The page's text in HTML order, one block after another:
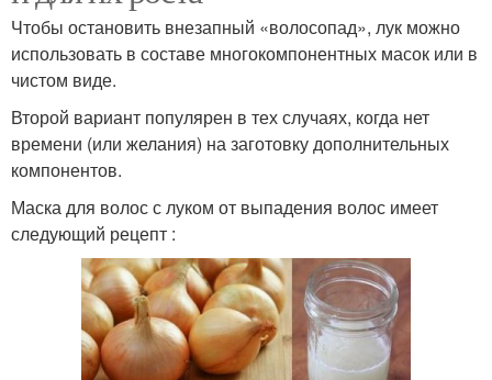
Чтобы остановить внезапный «волосопад», лук можно
использовать в составе многокомпонентных масок или в
чистом виде.
Второй вариант популярен в тех случаях, когда нет
времени (или желания) на заготовку дополнительных
компонентов.
Маска для волос с луком от выпадения волос имеет
следующий рецепт :